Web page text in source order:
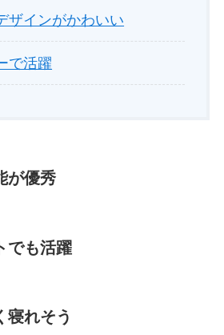
ザインがかわいい
で活躍
が優秀
でも活躍
寝れそう